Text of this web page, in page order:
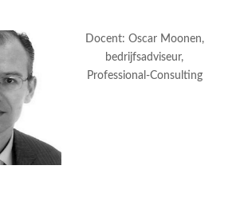
Docent: Oscar Moonen,
bedrijfsadviseur,
Professional-Consulting